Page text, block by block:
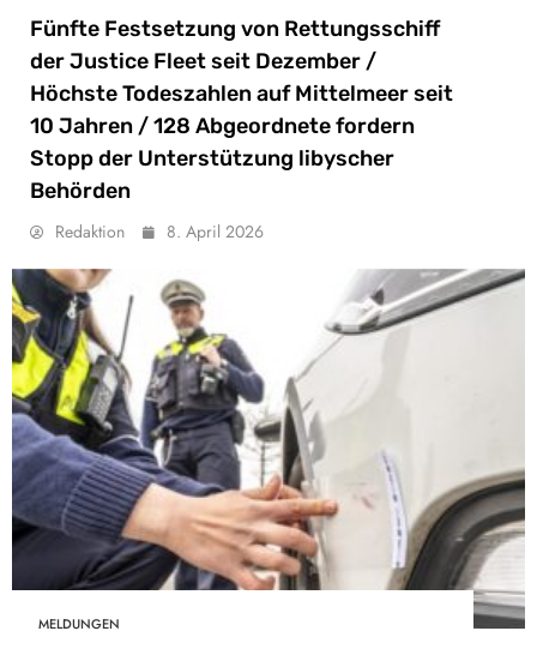
Fünfte Festsetzung von Rettungsschiff
der Justice Fleet seit Dezember /
Höchste Todeszahlen auf Mittelmeer seit
10 Jahren / 128 Abgeordnete fordern
Stopp der Unterstützung libyscher
Behörden
Redaktion 8. April 2026
MELDUNGEN